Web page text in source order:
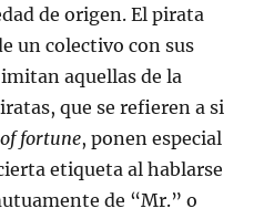
de origen. El pirata
un colectivo con sus
aquellas de la
que se refieren a si
fortune, ponen especial
etiqueta al hablarse
de “Mr.” o